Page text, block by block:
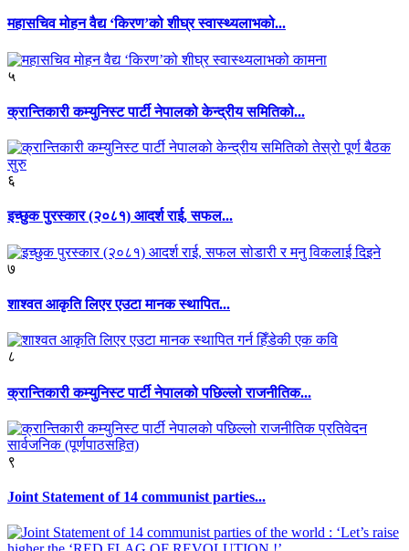
महासचिव मोहन वैद्य ‘किरण’को शीघ्र स्वास्थ्यलाभको...
५
क्रान्तिकारी कम्युनिस्ट पार्टी नेपालको केन्द्रीय समितिको...
६
इच्छुक पुरस्कार (२०८१) आदर्श राई, सफल...
७
शाश्वत आकृति लिएर एउटा मानक स्थापित...
८
क्रान्तिकारी कम्युनिस्ट पार्टी नेपालको पछिल्लो राजनीतिक...
९
Joint Statement of 14 communist parties...